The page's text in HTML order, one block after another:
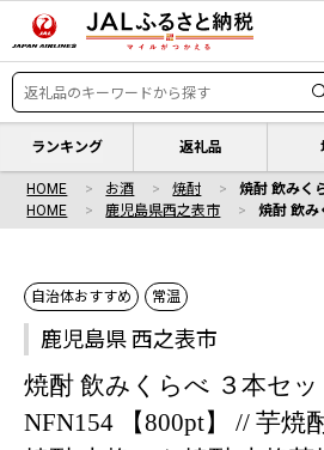
ランキング 返礼品
HOME お酒 焼酎
焼酎 飲みく
HOME
鹿児島県西之表市 焼酎 飲
自治体おすすめ 常温
鹿児島県 西之表市
焼酎 飲みくらべ ３本セ
NFN154 【800pt】 // 芋焼